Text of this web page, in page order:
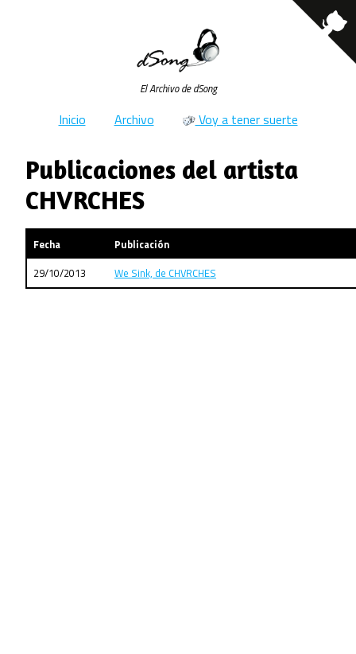
El Archivo de dSong
Inicio Archivo Voy a tener suerte
Publicaciones del artista
CHVRCHES
Fecha
Publicación
29/10/2013
We Sink, de CHVRCHES